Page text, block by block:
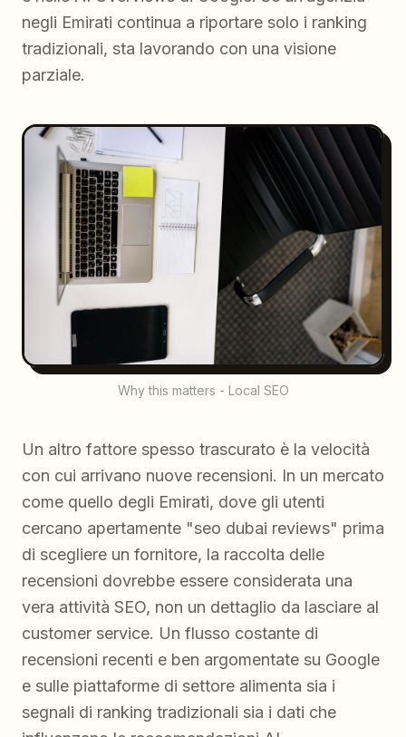
negli Emirati continua a riportare solo i ranking
tradizionali, sta lavorando con una visione
parziale.
Why this matters - Local SEO
Un altro fattore spesso trascurato è la velocità
con cui arrivano nuove recensioni. In un mercato
come quello degli Emirati, dove gli utenti
cercano apertamente "seo dubai reviews" prima
di scegliere un fornitore, la raccolta delle
recensioni dovrebbe essere considerata una
vera attività SEO, non un dettaglio da lasciare al
customer service. Un flusso costante di
recensioni recenti e ben argomentate su Google
e sulle piattaforme di settore alimenta sia i
segnali di ranking tradizionali sia i dati che